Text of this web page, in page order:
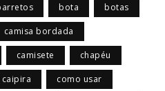
bota botas
camisa bordada
camisete chapéu
como usar